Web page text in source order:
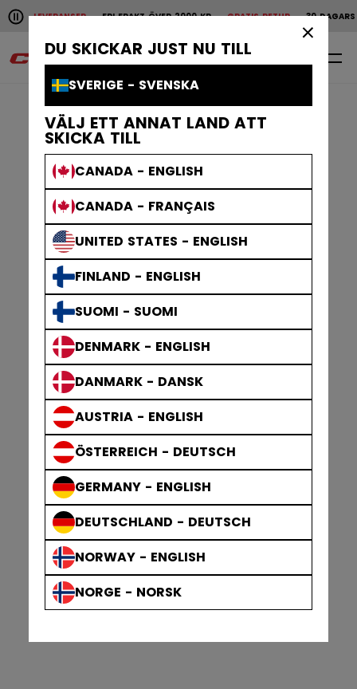
DU SKICKAR JUST NU TILL
SVERIGE - SVENSKA
VÄLJ ETT ANNAT LAND ATT
SKICKA TILL
CANADA - ENGLISH
CANADA - FRANÇAIS
UNITED STATES - ENGLISH
FINLAND - ENGLISH
SUOMI - SUOMI
DENMARK - ENGLISH
DANMARK - DANSK
AUSTRIA - ENGLISH
ÖSTERREICH - DEUTSCH
GERMANY - ENGLISH
DEUTSCHLAND - DEUTSCH
NORWAY - ENGLISH
NORGE - NORSK
Pause the horizontal scroll animation.
FRI FRAKT ÖVER 2000 KRGRATIS RETUR30 DAGARS ÖPPET KÖP
Snabba leveranser Fri frakt över 2000 kr
0